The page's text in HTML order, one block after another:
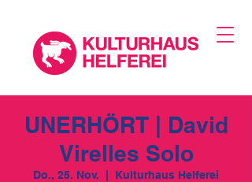
UNERHÖRT | David
Virelles Solo
Do., 25. Nov. Kulturhaus Helferei